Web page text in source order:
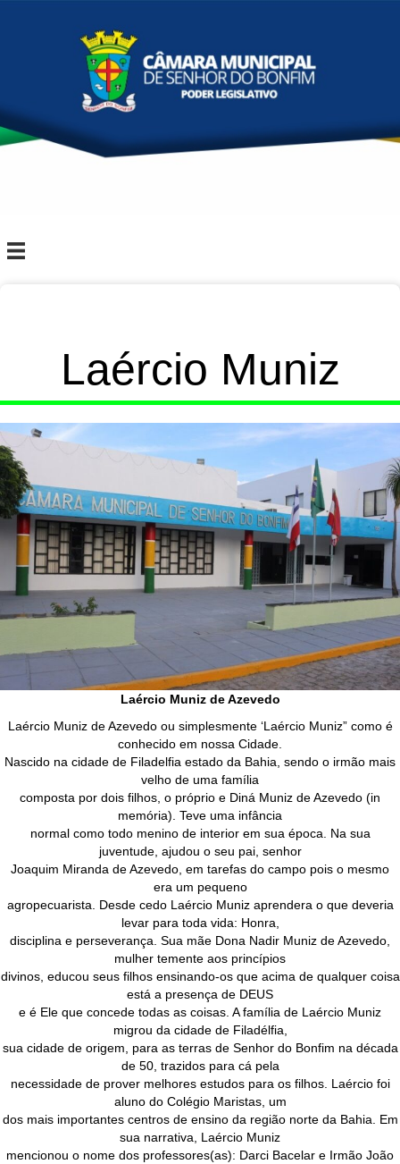
Laércio Muniz
Laércio Muniz de Azevedo
Laércio Muniz de Azevedo ou simplesmente ‘Laércio Muniz” como é
conhecido em nossa Cidade.
Nascido na cidade de Filadelfia estado da Bahia, sendo o irmão mais
velho de uma família
composta por dois filhos, o próprio e Diná Muniz de Azevedo (in
memória). Teve uma infância
normal como todo menino de interior em sua época. Na sua
juventude, ajudou o seu pai, senhor
Joaquim Miranda de Azevedo, em tarefas do campo pois o mesmo
era um pequeno
agropecuarista. Desde cedo Laércio Muniz aprendera o que deveria
levar para toda vida: Honra,
disciplina e perseverança. Sua mãe Dona Nadir Muniz de Azevedo,
mulher temente aos princípios
divinos, educou seus filhos ensinando-os que acima de qualquer coisa
está a presença de DEUS
e é Ele que concede todas as coisas. A família de Laércio Muniz
migrou da cidade de Filadélfia,
sua cidade de origem, para as terras de Senhor do Bonfim na década
de 50, trazidos para cá pela
necessidade de prover melhores estudos para os filhos. Laércio foi
aluno do Colégio Maristas, um
dos mais importantes centros de ensino da região norte da Bahia. Em
sua narrativa, Laércio Muniz
mencionou o nome dos professores(as): Darci Bacelar e Irmão João